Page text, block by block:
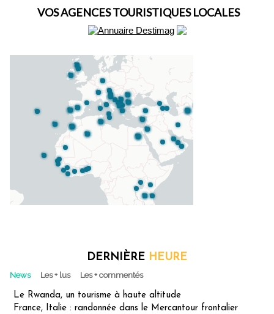
VOS AGENCES TOURISTIQUES LOCALES
DERNIÈRE HEURE
News Les + lus Les + commentés
Le Rwanda, un tourisme à haute altitude
France, Italie : randonnée dans le Mercantour frontalier